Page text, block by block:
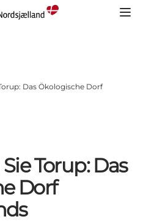
Das Ökologische Dorf
Torup: Das
Dorf